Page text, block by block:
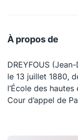
À propos de
DREYFOUS
le 13 juillet 1880,
l’École des
Cour d’appel de
Le Concours de la
La Conférence
La Petite Conférence